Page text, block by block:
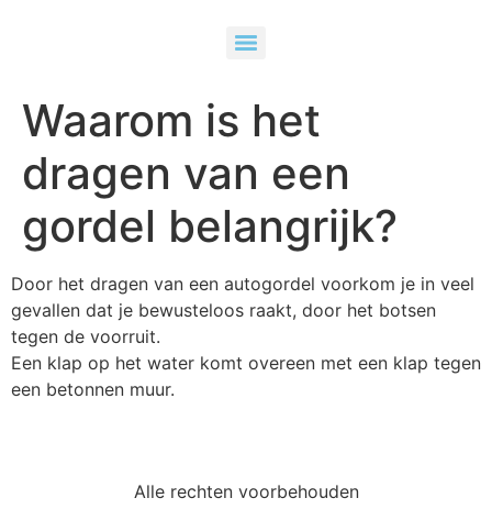
Waarom is het
dragen van een
gordel belangrijk?
Door het dragen van een autogordel voorkom je in veel
gevallen dat je bewusteloos raakt, door het botsen
tegen de voorruit.
Een klap op het water komt overeen met een klap tegen
een betonnen muur.
Alle rechten voorbehouden